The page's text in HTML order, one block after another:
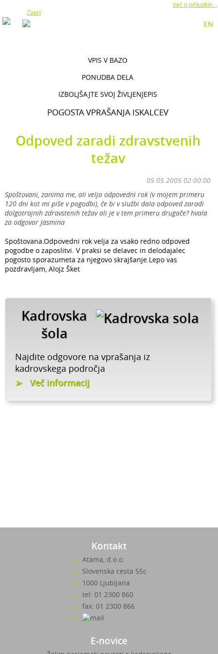
Več o piškotkih...
Zapri
EN
VPIS V BAZO
PONUDBA DELA
IZBOLJŠAJTE SVOJ ŽIVLJENJEPIS
POGOSTA VPRAŠANJA ISKALCEV
Odpoved zaradi zdravstvenih
težav
05.05.2005 02:00:00
Spoštovani, zanima me, ali velja odpovedni rok (v mojem primeru
120 dni kot mi piše v pogodbi), če bi v službi dala odpoved zaradi
dolgotrajnih zdravstenih težav ali je v tem primeru drugače? hvala
za odgovor Jasmina
Spoštovana.Odpovedni rok velja za vsako redno odpoved
pogodbe o zaposlitvi. V praksi se delavec in delodajalec
pogosto sporazumeta za njegovo skrajšanje.Lepo vas
pozdravljam, Alojz Šket
Kadrovska
šola
Najdite odgovore na vprašanja iz
kadrovskega področja
Več informacij
Kontakt
Atama, d.o.o.
Slovenska cesta 55c
1000 Ljubljana
tel: 01 2300 860
fax: 01 2300 866
E-novice